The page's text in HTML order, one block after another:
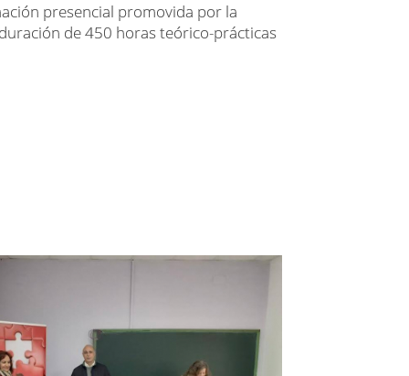
presencial promovida por la
de 450 horas teórico-prácticas